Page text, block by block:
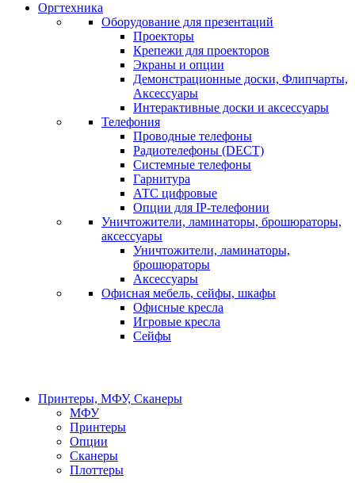
Оргтехника
Оборудование для презентаций
Проекторы
Крепежи для проекторов
Экраны и опции
Демонстрационные доски, Флипчарты,
Аксессуары
Интерактивные доски и аксессуары
Телефония
Проводные телефоны
Радиотелефоны (DECT)
Системные телефоны
Гарнитура
АТС цифровые
Опции для IP-телефонии
Уничтожители, ламинаторы, брошюраторы,
аксессуары
Уничтожители, ламинаторы,
брошюраторы
Аксессуары
Офисная мебель, сейфы, шкафы
Офисные кресла
Игровые кресла
Сейфы
Принтеры, МФУ, Сканеры
МФУ
Принтеры
Опции
Сканеры
Плоттеры